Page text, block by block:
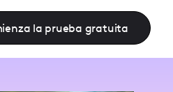
la prueba gratuita